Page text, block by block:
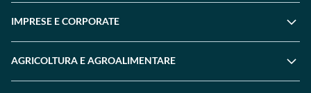
IMPRESE E CORPORATE
AGRICOLTURA E AGROALIMENTARE